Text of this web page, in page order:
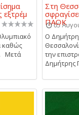
καθώς
Μετά
Στη
ΠΑΟΚ
05
Ο
την
Δημήτρης